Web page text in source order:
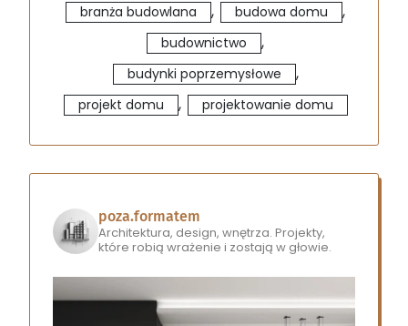
branża budowlana , budowa domu ,
budownictwo ,
budynki poprzemysłowe ,
projekt domu , projektowanie domu
poza.formatem
Architektura, design, wnętrza. Projekty,
które robią wrażenie i zostają w głowie.